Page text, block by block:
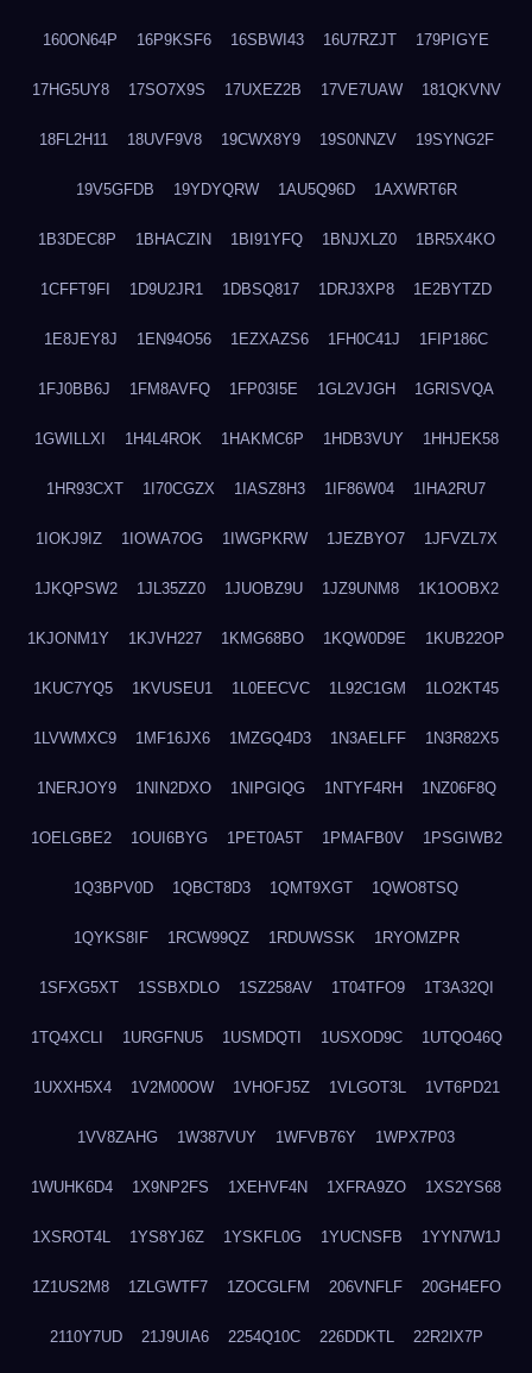
160ON64P 16P9KSF6 16SBWI43 16U7RZJT 179PIGYE
17HG5UY8 17SO7X9S 17UXEZ2B 17VE7UAW 181QKVNV
18FL2H11 18UVF9V8 19CWX8Y9 19S0NNZV 19SYNG2F
19V5GFDB 19YDYQRW 1AU5Q96D 1AXWRT6R
1B3DEC8P 1BHACZIN 1BI91YFQ 1BNJXLZ0 1BR5X4KO
1CFFT9FI 1D9U2JR1 1DBSQ817 1DRJ3XP8 1E2BYTZD
1E8JEY8J 1EN94O56 1EZXAZS6 1FH0C41J 1FIP186C
1FJ0BB6J 1FM8AVFQ 1FP03I5E 1GL2VJGH 1GRISVQA
1GWILLXI 1H4L4ROK 1HAKMC6P 1HDB3VUY 1HHJEK58
1HR93CXT 1I70CGZX 1IASZ8H3 1IF86W04 1IHA2RU7
1IOKJ9IZ 1IOWA7OG 1IWGPKRW 1JEZBYO7 1JFVZL7X
1JKQPSW2 1JL35ZZ0 1JUOBZ9U 1JZ9UNM8 1K1OOBX2
1KJONM1Y 1KJVH227 1KMG68BO 1KQW0D9E 1KUB22OP
1KUC7YQ5 1KVUSEU1 1L0EECVC 1L92C1GM 1LO2KT45
1LVWMXC9 1MF16JX6 1MZGQ4D3 1N3AELFF 1N3R82X5
1NERJOY9 1NIN2DXO 1NIPGIQG 1NTYF4RH 1NZ06F8Q
1OELGBE2 1OUI6BYG 1PET0A5T 1PMAFB0V 1PSGIWB2
1Q3BPV0D 1QBCT8D3 1QMT9XGT 1QWO8TSQ
1QYKS8IF 1RCW99QZ 1RDUWSSK 1RYOMZPR
1SFXG5XT 1SSBXDLO 1SZ258AV 1T04TFO9 1T3A32QI
1TQ4XCLI 1URGFNU5 1USMDQTI 1USXOD9C 1UTQO46Q
1UXXH5X4 1V2M00OW 1VHOFJ5Z 1VLGOT3L 1VT6PD21
1VV8ZAHG 1W387VUY 1WFVB76Y 1WPX7P03
1WUHK6D4 1X9NP2FS 1XEHVF4N 1XFRA9ZO 1XS2YS68
1XSROT4L 1YS8YJ6Z 1YSKFL0G 1YUCNSFB 1YYN7W1J
1Z1US2M8 1ZLGWTF7 1ZOCGLFM 206VNFLF 20GH4EFO
2110Y7UD 21J9UIA6 2254Q10C 226DDKTL 22R2IX7P